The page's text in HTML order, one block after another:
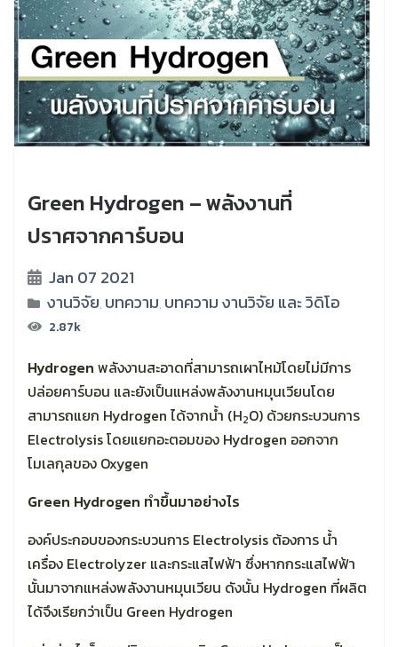
Green Hydrogen – พลังงานที่
ปราศจากคาร์บอน
Jan 07 2021
งานวิจัย, บทความ, บทความ งานวิจัย และ วิดิโอ
2.87k
Hydrogen พลังงานสะอาดที่สามารถเผาไหม้โดยไม่มีการ
ปล่อยคาร์บอน และยังเป็นแหล่งพลังงานหมุนเวียนโดย
สามารถแยก Hydrogen ได้จากน้ำ (H2O) ด้วยกระบวนการ
Electrolysis โดยแยกอะตอมของ Hydrogen ออกจาก
โมเลกุลของ Oxygen
Green Hydrogen ทำขึ้นมาอย่างไร
องค์ประกอบของกระบวนการ Electrolysis ต้องการ น้ำ
เครื่อง Electrolyzer และกระแสไฟฟ้า ซึ่งหากกระแสไฟฟ้า
นั้นมาจากแหล่งพลังงานหมุนเวียน ดังนั้น Hydrogen ที่ผลิต
ได้จึงเรียกว่าเป็น Green Hydrogen